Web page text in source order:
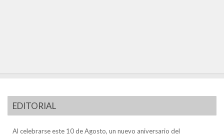
EDITORIAL
Al celebrarse este 10 de Agosto, un nuevo aniversario del